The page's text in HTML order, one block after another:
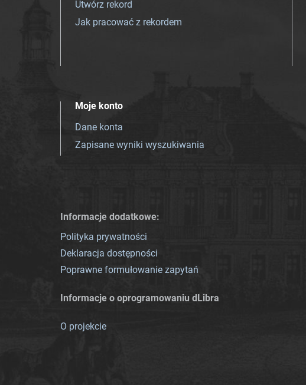
Utwórz rekord
Jak pracować z rekordem
Moje konto
Dane konta
Zapisane wyniki wyszukiwania
Informacje dodatkowe:
Polityka prywatności
Deklaracja dostępności
Poprawne formułowanie zapytań
Informacje o oprogramowaniu dLibra
O projekcie